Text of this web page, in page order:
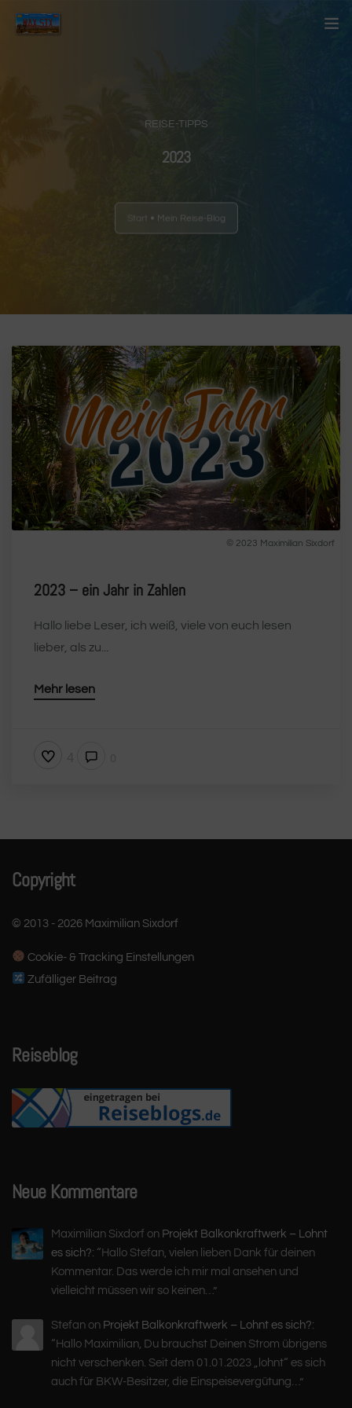
REISE-TIPPS
2023
Start Mein Reise-Blog
© 2023 Maximilian Sixdorf
2023 – ein Jahr in Zahlen
Hallo liebe Leser, ich weiß, viele von euch lesen
lieber, als zu...
Mehr lesen
Copyright
© 2013 - 2026 Maximilian Sixdorf
Cookie- & Tracking Einstellungen
Zufälliger Beitrag
Reiseblog
Neue Kommentare
Maximilian Sixdorf on Projekt Balkonkraftwerk – Lohnt
es sich?: “ Hallo Stefan, vielen lieben Dank für deinen
Kommentar. Das werde ich mir mal ansehen und
vielleicht müssen wir so keinen… ”
Stefan on Projekt Balkonkraftwerk – Lohnt es sich?:
“ Hallo Maximilian, Du brauchst Deinen Strom übrigens
nicht verschenken. Seit dem 01.01.2023 „lohnt“ es sich
auch für BKW-Besitzer, die Einspeisevergütung… ”